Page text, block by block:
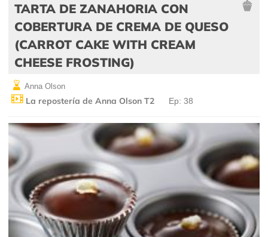
TARTA DE ZANAHORIA CON
COBERTURA DE CREMA DE QUESO
(CARROT CAKE WITH CREAM
CHEESE FROSTING)
Anna Olson
La repostería de Anna Olson T2 Ep: 38